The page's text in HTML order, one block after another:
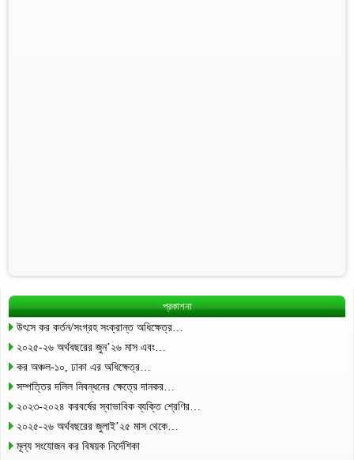
প্রকাশনা
উৎসে কর কর্তন/সংগ্রহ সংক্রান্ত অধিক্ষেত্র…
২০২৫-২৬ অর্থবছরের জুন’২৬ মাস এবং…
কর অঞ্চল-১০, ঢাকা এর অধিক্ষেত্র…
সম্পত্তির দলিল নিবন্ধনের ক্ষেত্রে দানকর…
২০২৩-২০২৪ করবর্ষের স্বাভাবিক ব্যক্তি শ্রেণির…
২০২৫-২৬ অর্থবছরের জুলাই’২৫ মাস থেকে…
মূল্য সংযোজন কর বিষয়ক নির্দেশিকা